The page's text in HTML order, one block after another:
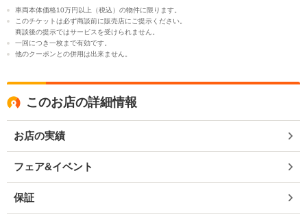
車両本体価格10万円以上（税込）の物件に限ります。
このチケットは必ず商談前に販売店にご提示ください。
商談後の提示ではサービスを受けられません。
一回につき一枚まで有効です。
他のクーポンとの併用は出来ません。
このお店の詳細情報
お店の実績
フェア&イベント
保証